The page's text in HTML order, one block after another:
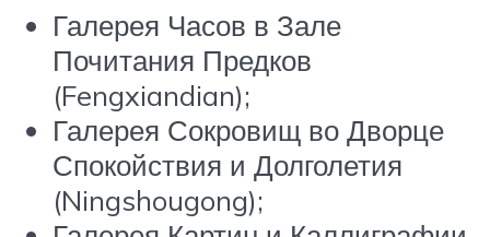
Галерея Часов в Зале
Почитания Предков
(Fengxiandian);
Галерея Сокровищ во Дворце
Спокойствия и Долголетия
(Ningshougong);